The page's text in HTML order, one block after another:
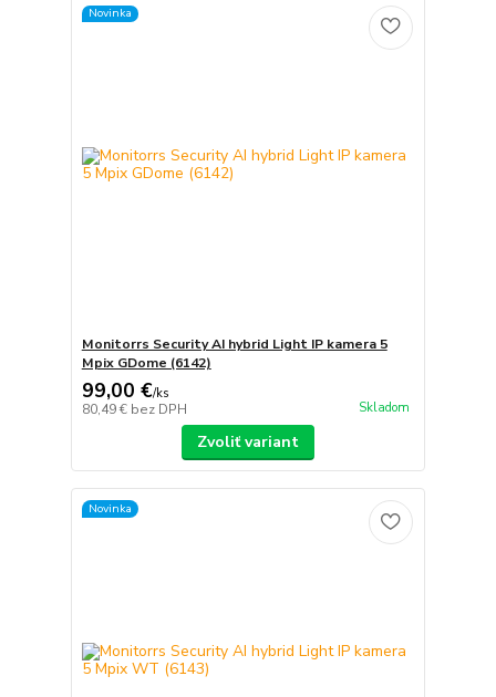
Novinka
Monitorrs Security AI hybrid Light IP kamera 5
Mpix GDome (6142)
99,00 €/ks
80,49 € bez DPH Skladom
Zvoliť variant
Novinka